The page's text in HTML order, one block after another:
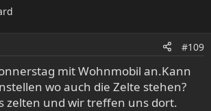
#109
mit Wohnmobil an.Kann
wo auch die Zelte stehen?
zelten und wir treffen uns dort.